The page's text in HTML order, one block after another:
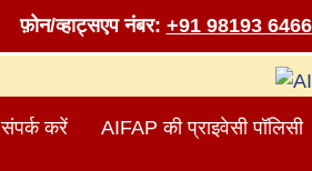
फ़ोन/व्हाट्सएप नंबर: +91 98193
संपर्क करें AIFAP की प्राइवेसी पॉलिसी